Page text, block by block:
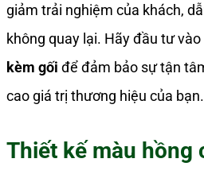
giảm trải nghiệm của khách,
không quay lại. Hãy đầu tư vào
kèm gối để đảm bảo sự tận
cao giá trị thương hiệu của bạn.
Thiết kế màu hồng